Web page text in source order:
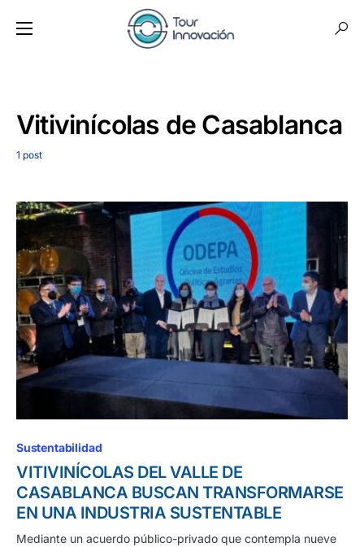
Vitivinícolas de Casablanca
1 post
Sustentabilidad
VITIVINÍCOLAS DEL VALLE DE
CASABLANCA BUSCAN TRANSFORMARSE
EN UNA INDUSTRIA SUSTENTABLE
Mediante un acuerdo público-privado que contempla nueve